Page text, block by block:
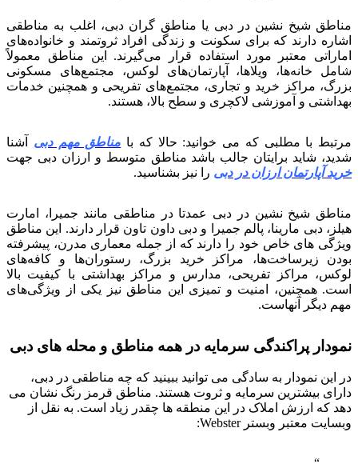
مناطق شیخ نشین در دبی یا مناطق گران دبی، اغلب به مناطقی
اشاره دارند که برای سکونت و زندگی افراد ثروتمند و خانواده‌های
اماراتی معتبر مورد استفاده قرار می‌گیرند. این مناطق معمولاً
شامل خانه‌ها، ویلاها، آپارتمان‌های لوکس، مجتمع‌های مسکونی
بزرگ، مراکز خرید و تجاری، مجتمع‌های تفریحی و همچنین خدمات
بهداشتی و آموزشی لاکچری و سطح بالا، هستند.
مرتبط با مطلبی که می خوانید: حالا که با مناطق مهم دبی آشنا
شدید، شاید برایتان جالب باشد مناطق متوسط و ارزان دبی جهت
خرید آپارتمان ارزان در دبی را نیز بشناسید.
مناطق شیخ نشین در دبی عمدتا در مناطقی مانند جمیرا، امارت
هیلز، دبی مارینا، پالم جمیرا و دبی داون تاون قرار دارند. این مناطق
ویژگی های خاص خود را دارند که از جمله معماری مدرن، پیشرفته
بودن زیرساخت‌ها، مراکز خرید بزرگ، رستوران‌ها و کافه‌های
لوکس، مراکز تفریحی، مدارس و مراکز بهداشتی با کیفیت بالا
است. همچنین، امنیت و تمیزی این مناطق نیز یکی از ویژگی‌های
مهم دیگر آنهاست.
نمودار پراکندگی سرمایه در همه مناطق و محله های دبی
در این نمودار به سادگی می توانید ببینید که چه مناطقی در دبی،
دارای بیشترین سرمایه و ثروت هستند. مناطق قرمز رنگ نشان می
دهد که ارزش املاک در این منطقه ها چقدر زیاد است. به نقل از
وبسایت معتبر وبستر Webster: